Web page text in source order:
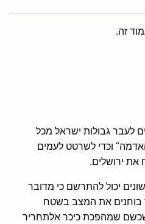
זה.
לעבר גבולות ישראל מכל
וכדי לשרטט לעמים
את ירושלים.
יכול להתרשם כי מדובר
בוחנים את המצב בשטח
שמהפכת כיכר אלתחריר